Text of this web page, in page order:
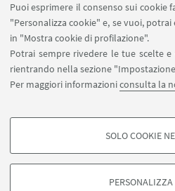
Puoi esprimere il consenso sui
"Personalizza cookie" e, se vuoi,
in "Mostra cookie di profilazione".
Potrai sempre rivedere le tue scelte
rientrando nella sezione
Per maggiori informazioniconsulta la
COOKIE DI PROFILAZIONE -
degli utenti, creare profili in base al loro
SOLO COOKIE
PERSONALIZZA
PROGETTO
EUROPEI DELLA